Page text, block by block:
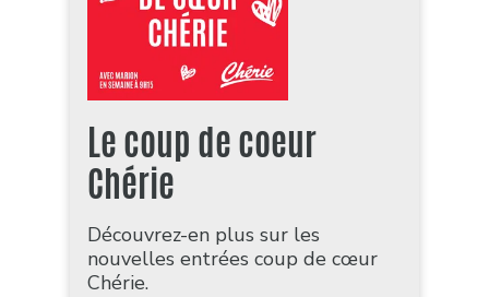
Le coup de coeur
Chérie
Découvrez-en plus sur les
nouvelles entrées coup de cœur
Chérie.